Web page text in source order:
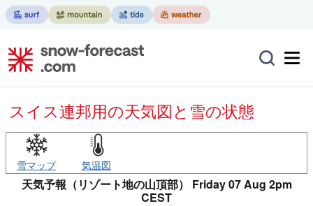
スイス連邦用の天気図と雪の状態
雪マップ 気温図
天気予報（リゾート地の山頂部） Friday 07 Aug 2pm
CEST